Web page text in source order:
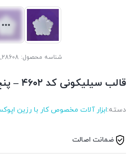
شناسه محصول:
قالب سیلیکونی کد ۴۶۰۲ – پنج پر ۲۰ سانتی متر
دسته:ابزار آلات مخصوص کار با رزین
ضمانت اصالت